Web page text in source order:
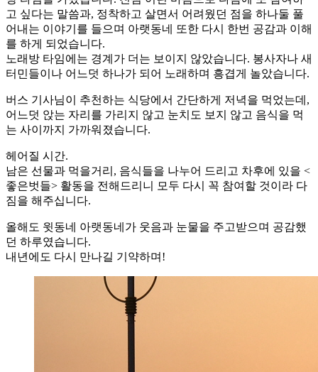
고 싶다는 말씀과, 정착하고 살면서 어려웠던 점을 하나둘 풀
어내는 이야기를 들으며 아랫동네 또한 다시 한번 공감과 이해
를 하게 되었습니다.
노래방 타임에는 경계가 더는 보이지 않았습니다. 봉사자나 새
터민들이나 어느덧 하나가 되어 노래하며 흥겹게 놀았습니다.
버스 기사님이 추천하는 식당에서 간단하게 저녁을 먹었는데,
어느덧 앉는 자리를 가리지 않고 눈치도 보지 않고 음식을 먹
는 사이까지 가까워졌습니다.
헤어질 시간.
남은 선물과 먹을거리, 음식들을 나누어 드리고 차후에 있을 <
좋은벗들> 활동을 전해드리니 모두 다시 꼭 참여할 것이라 다
짐을 해주십니다.
올해도 윗동네 아랫동네가 웃음과 눈물을 주고받으며 공감했
던 하루였습니다.
내년에도 다시 만나길 기약하며!